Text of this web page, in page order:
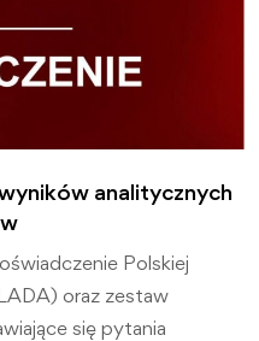
analitycznych
Polskiej
oraz zestaw
się pytania